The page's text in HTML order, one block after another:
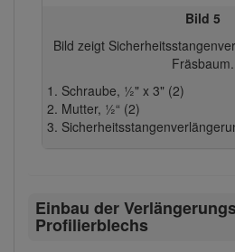
Bild 5
Bild zeigt
Fräsbaum.
Schraube, ½" x 3" (2)
Mutter, ½“ (2)
Einbau der
Profilierblechs